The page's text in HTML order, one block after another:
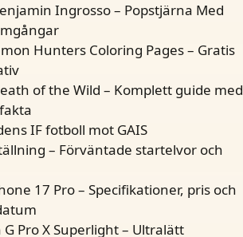
Ingrosso – Popstjärna Med
Hunters Coloring Pages – Gratis
of the Wild – Komplett guide med
IF fotboll mot GAIS
– Förväntade startelvor och
17 Pro – Specifikationer, pris och
G Pro X Superlight – Ultralätt